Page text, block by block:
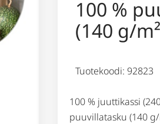
100 %
(140 g/
Tuotekoodi: 92823
100 % juuttikassi
puuvillatasku (140 g/